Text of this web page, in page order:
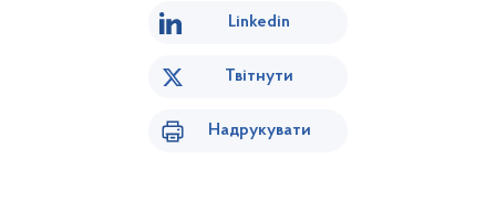
Linkedin
Твітнути
Надрукувати